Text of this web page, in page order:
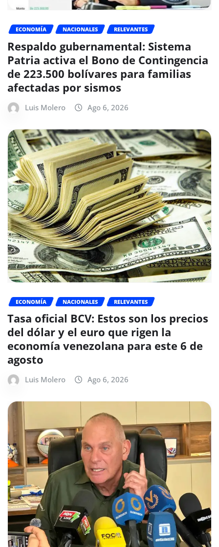
ECONOMÍA NACIONALES RELEVANTES
Respaldo gubernamental: Sistema
Patria activa el Bono de Contingencia
de 223.500 bolívares para familias
afectadas por sismos
Luis Molero Ago 6, 2026
ECONOMÍA NACIONALES RELEVANTES
Tasa oficial BCV: Estos son los precios
del dólar y el euro que rigen la
economía venezolana para este 6 de
agosto
Luis Molero Ago 6, 2026